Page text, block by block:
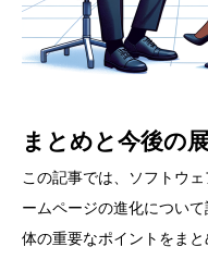
まとめと今後の
この記事では、ソフトウ
ームページの進化につい
体の重要なポイントをまと